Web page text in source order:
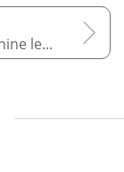
Le machine learning